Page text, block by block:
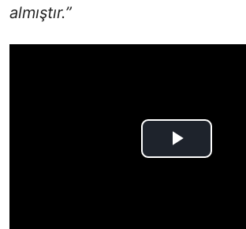
almıştır.”